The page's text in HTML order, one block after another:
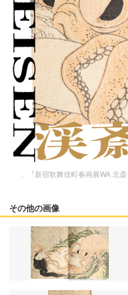
、『新宿歌舞伎町春画展WA 北
その他の画像